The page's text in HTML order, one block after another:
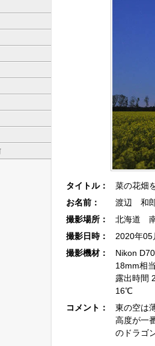
タイトル：
菜の花畑
お名前：
渡辺 和
撮影場所：
北海道
撮影日時：
2020年
撮影機材：
Nikon
18mm相
露出時間
16℃
コメント：
東の空は
高度が一
のドラゴ